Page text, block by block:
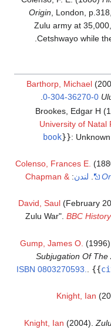
Origin , London,
Zulu army at
Cetshwayo while
Barthorp, Michael
0-304-36270-0
Brookes, Edgar H
University of Natal
book}}:
Colenso, Frances E.
لندن:
Chapman &
David, Saul(February
Zulu War". BBC
Gump, James O. (1996).
Subjugation Of The
ISBN 0803270593. {{
Knight, Ian
Knight, Ian (2004).